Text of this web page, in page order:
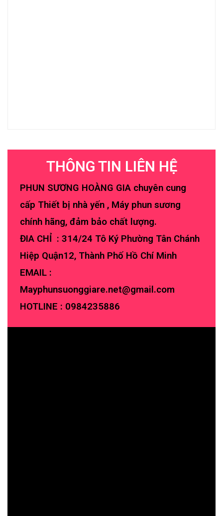
THÔNG TIN LIÊN HỆ
PHUN SƯƠNG HOÀNG GIA chuyên cung
cấp Thiết bị nhà yến , Máy phun sương
chính hãng, đảm bảo chất lượng.
ĐIA CHỈ : 314/24 Tô Ký Phường Tân Chánh
Hiệp Quận12, Thành Phố Hồ Chí Minh
EMAIL :
Mayphunsuonggiare.net@gmail.com
HOTLINE : 0984235886